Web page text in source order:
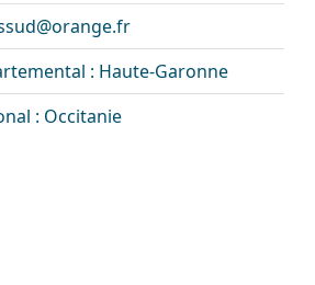
: Haute-Garonne
: Occitanie